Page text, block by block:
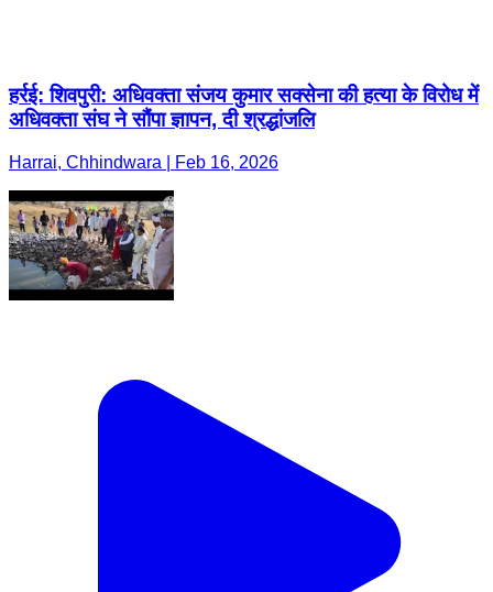
हर्रई: शिवपुरी: अधिवक्ता संजय कुमार सक्सेना की हत्या के विरोध में
अधिवक्ता संघ ने सौंपा ज्ञापन, दी श्रद्धांजलि
Harrai, Chhindwara | Feb 16, 2026